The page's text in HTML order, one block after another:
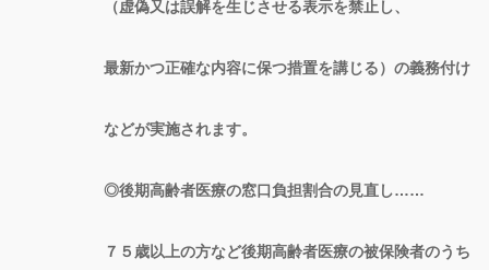
（虚偽又は誤解を生じさせる表示を禁止し、
最新かつ正確な内容に保つ措置を講じる）の義務付け
などが実施されます。
◎後期高齢者医療の窓口負担割合の見直し……
７５歳以上の方など後期高齢者医療の被保険者のうち